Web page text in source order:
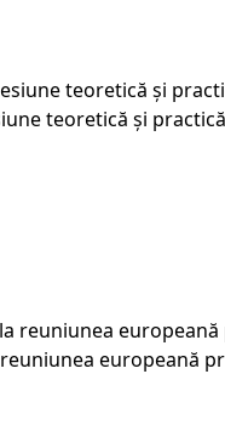
teoretică și
reuniunea europeană